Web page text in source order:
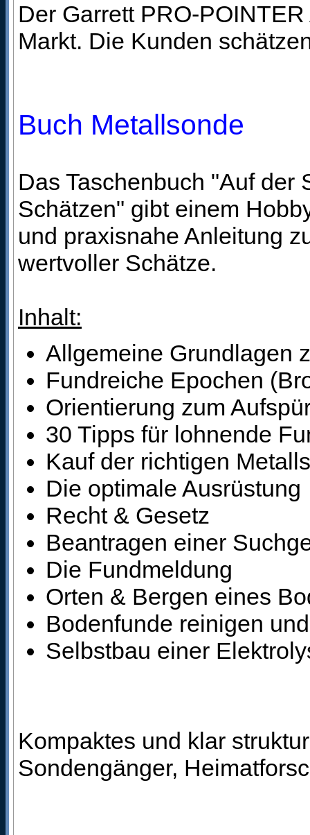
Der Garrett PRO-
Markt. Die Kunden
Buch Metallsonde
Das Taschenbuch "Auf der
Schätzen" gibt einem
und praxisnahe Anleitung
wertvoller Schätze.
Inhalt:
Allgemeine Grundlagen
Fundreiche Epochen
Orientierung zum
30 Tipps für lohnende
Kauf der richtigen
Die optimale Ausrüstung
Recht & Gesetz
Beantragen einer
Die Fundmeldung
Orten & Bergen eines
Bodenfunde reinigen
Selbstbau einer
Kompaktes und klar
Sondengänger,